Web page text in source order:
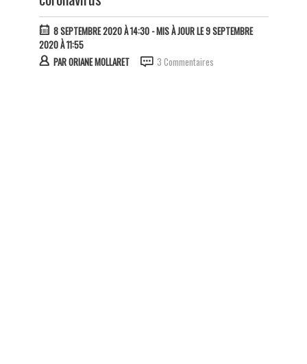
8 SEPTEMBRE 2020 À 14:30- MIS À JOUR LE 9 SEPTEMBRE
2020 À 11:55
PARORIANE MOLLARET 3 Commentaires